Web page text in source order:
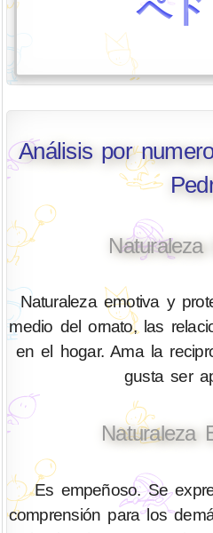
ペ
Análisis por
Naturaleza
Naturaleza emotiva y
medio del ornato, las
en el hogar. Ama la
gusta ser
Naturaleza
Es empeñoso. Se
comprensión para los